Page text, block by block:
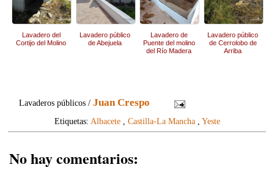
Lavadero del
Cortijo del Molino
Lavadero público
de Abejuela
Lavadero de
Puente del molino
del Río Madera
Lavadero público
de Cerrolobo de
Arriba
Lavaderos públicos /Juan Crespo
Etiquetas: Albacete, Castilla-La Mancha, Yeste
No hay comentarios: